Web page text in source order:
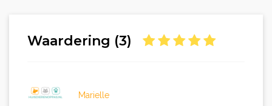
Waardering (3)
Marielle